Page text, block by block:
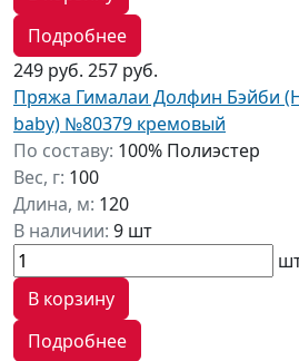
Подробнее
249 руб. 257 руб.
Пряжа Гималаи Долфин Бэйби
baby) №80379 кремовый
По составу: 100% Полиэстер
Вес, г: 100
Длина, м: 120
В наличии: 9 шт
В корзину
Подробнее